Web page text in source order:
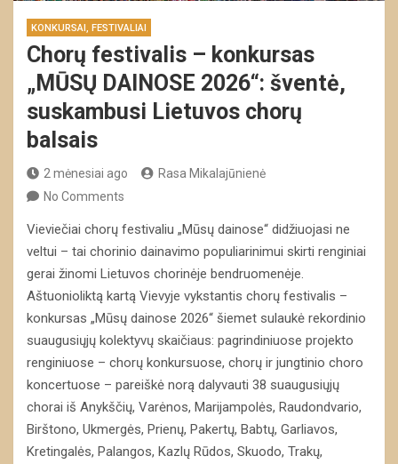
KONKURSAI, FESTIVALIAI
Chorų festivalis – konkursas
„MŪSŲ DAINOSE 2026“: šventė,
suskambusi Lietuvos chorų
balsais
2 mėnesiai ago
Rasa Mikalajūnienė
No Comments
Vieviečiai chorų festivaliu „Mūsų dainose“ didžiuojasi ne
veltui – tai chorinio dainavimo populiarinimui skirti renginiai
gerai žinomi Lietuvos chorinėje bendruomenėje.
Aštuonioliktą kartą Vievyje vykstantis chorų festivalis –
konkursas „Mūsų dainose 2026“ šiemet sulaukė rekordinio
suaugusiųjų kolektyvų skaičiaus: pagrindiniuose projekto
renginiuose – chorų konkursuose, chorų ir jungtinio choro
koncertuose – pareiškė norą dalyvauti 38 suaugusiųjų
chorai iš Anykščių, Varėnos, Marijampolės, Raudondvario,
Birštono, Ukmergės, Prienų, Pakertų, Babtų, Garliavos,
Kretingalės, Palangos, Kazlų Rūdos, Skuodo, Trakų,